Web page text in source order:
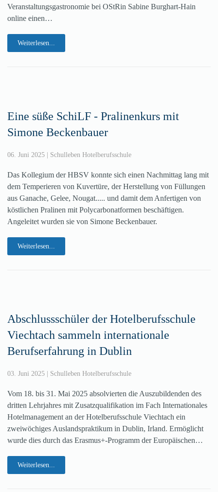
Veranstaltungsgastronomie bei OStRin Sabine Burghart-Hain
online einen…
Weiterlesen...
Eine süße SchiLF - Pralinenkurs mit
Simone Beckenbauer
06. Juni 2025 | Schulleben Hotelberufsschule
Das Kollegium der HBSV konnte sich einen Nachmittag lang mit
dem Temperieren von Kuvertüre, der Herstellung von Füllungen
aus Ganache, Gelee, Nougat..... und damit dem Anfertigen von
köstlichen Pralinen mit Polycarbonatformen beschäftigen.
Angeleitet wurden sie von Simone Beckenbauer.
Weiterlesen...
Abschlussschüler der Hotelberufsschule
Viechtach sammeln internationale
Berufserfahrung in Dublin
03. Juni 2025 Schulleben Hotelberufsschule
Vom 18. bis 31. Mai 2025 absolvierten die Auszubildenden des
dritten Lehrjahres mit Zusatzqualifikation im Fach Internationales
Hotelmanagement an der Hotelberufsschule Viechtach ein
zweiwöchiges Auslandspraktikum in Dublin, Irland. Ermöglicht
wurde dies durch das Erasmus+-Programm der Europäischen…
Weiterlesen...